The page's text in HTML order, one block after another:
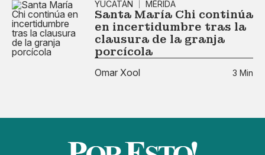
YUCATÁN
MÉRIDA
Santa María Chi continúa
en incertidumbre tras la
clausura de la granja
porcícola
Omar Xool 3 Min